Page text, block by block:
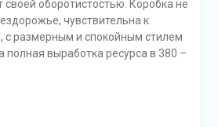
своей оборотистостью. Коробка не
чувствительна к
с размерным и спокойным стилем
выработка ресурса в 380 –